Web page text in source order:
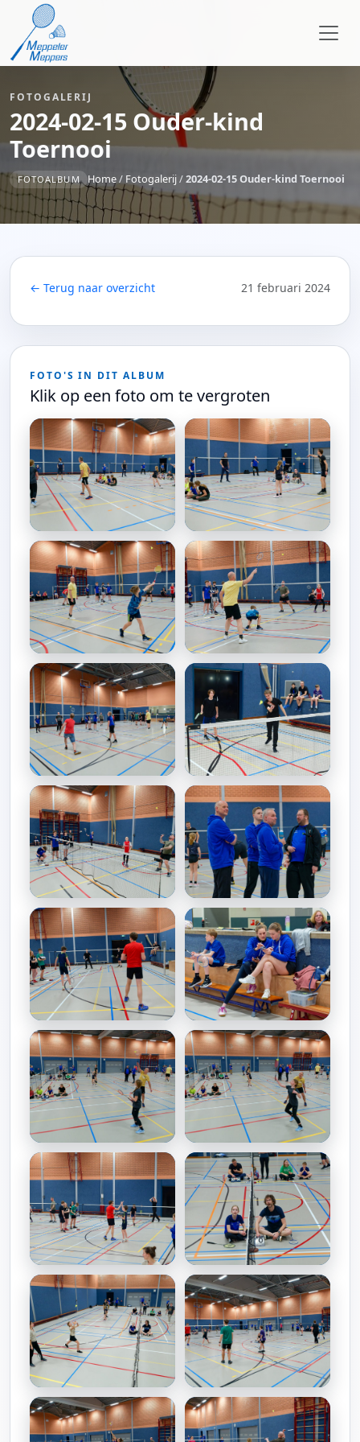
FOTOGALERIJ
2024-02-15 Ouder-kind
Toernooi
FOTOALBUM Home/ Fotogalerij/2024-02-15 Ouder-kind Toernooi
← Terug naar overzicht 21 februari 2024
FOTO'S IN DIT ALBUM
Klik op een foto om te vergroten